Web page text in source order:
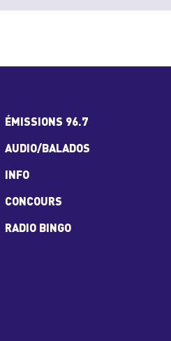
ÉMISSIONS 96.7
AUDIO/BALADOS
INFO
CONCOURS
RADIO BINGO